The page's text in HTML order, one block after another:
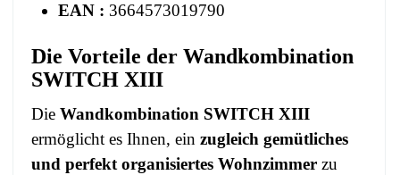
EAN : 3664573019790
Die Vorteile der Wandkombination
SWITCH XIII
Die Wandkombination SWITCH XIII
ermöglicht es Ihnen, ein zugleich gemütliches
und perfekt organisiertes Wohnzimmer zu